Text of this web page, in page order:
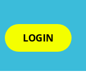
LOGIN